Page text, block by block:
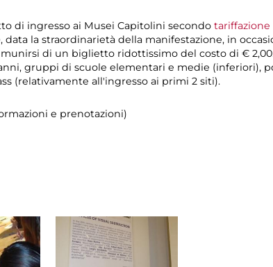
di ingresso ai Musei Capitolini secondo
la straordinarietà della manifestazione, in
di un biglietto ridottissimo del costo di €
gruppi di scuole elementari e medie (inferiori),
(relativamente all'ingresso ai primi 2 siti).
e prenotazioni)